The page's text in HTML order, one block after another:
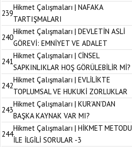
239
Hikmet Çalışmaları | NAFAKA
TARTIŞMALARI
240
Hikmet Çalışmaları | DEVLETİN ASLİ
GÖREVİ: EMNİYET VE ADALET
241
Hikmet Çalışmaları | CİNSEL
SAPKINLIKLAR HOŞ GÖRÜLEBİLİR Mİ?
242
Hikmet Çalışmaları | EVLİLİKTE
TOPLUMSAL VE HUKUKİ ZORLUKLAR
243
Hikmet Çalışmaları | KUR’AN’DAN
BAŞKA KAYNAK VAR MI?
244
Hikmet Çalışmaları | HİKMET METODU
İLE İLGİLİ SORULAR -3